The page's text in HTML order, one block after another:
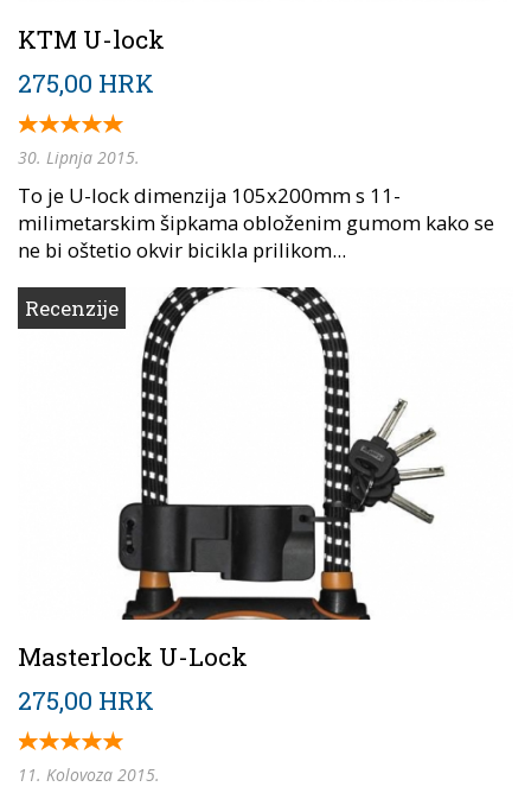
KTM U-lock
275,00 HRK
30. Lipnja 2015.
To je U-lock dimenzija 105x200mm s 11-
milimetarskim šipkama obloženim gumom kako se
ne bi oštetio okvir bicikla prilikom...
Recenzije
Masterlock U-Lock
275,00 HRK
11. Kolovoza 2015.